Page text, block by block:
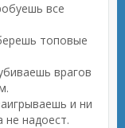
все
топовые
врагов
и ни
не надоест.